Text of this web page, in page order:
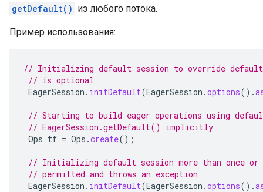
getDefault() из любого потока.
Пример использования:
// Initializing default session to override
// is optional
EagerSession . initDefault(EagerSession .options().
// Starting to build eager operations using
// EagerSession.getDefault() implicitly
Ops tf = Ops .create();
// Initializing default session more than once
// permitted and throws an exception
EagerSession . initDefault(EagerSession .options().